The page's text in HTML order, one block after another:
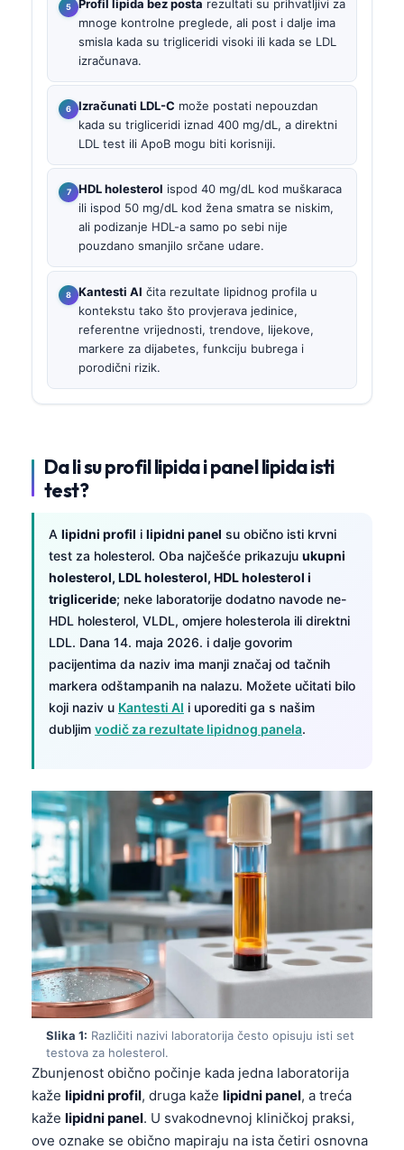
Profil lipida bez posta rezultati su prihvatljivi za
mnoge kontrolne preglede, ali post i dalje ima
smisla kada su trigliceridi visoki ili kada se LDL
izračunava.
Izračunati LDL-C može postati nepouzdan
kada su trigliceridi iznad 400 mg/dL, a direktni
LDL test ili ApoB mogu biti korisniji.
HDL holesterol ispod 40 mg/dL kod muškaraca
ili ispod 50 mg/dL kod žena smatra se niskim,
ali podizanje HDL-a samo po sebi nije
pouzdano smanjilo srčane udare.
Kantesti AI čita rezultate lipidnog profila u
kontekstu tako što provjerava jedinice,
referentne vrijednosti, trendove, lijekove,
markere za dijabetes, funkciju bubrega i
porodični rizik.
Da li su profil lipida i panel lipida isti
test?
A lipidni profil i lipidni panel su obično isti krvni
test za holesterol. Oba najčešće prikazuju ukupni
holesterol, LDL holesterol, HDL holesterol i
trigliceride; neke laboratorije dodatno navode ne-
HDL holesterol, VLDL, omjere holesterola ili direktni
LDL. Dana 14. maja 2026. i dalje govorim
pacijentima da naziv ima manji značaj od tačnih
markera odštampanih na nalazu. Možete učitati bilo
koji naziv u Kantesti AI i uporediti ga s našim
dubljim vodič za rezultate lipidnog panela.
Slika 1: Različiti nazivi laboratorija često opisuju isti set
testova za holesterol.
Zbunjenost obično počinje kada jedna laboratorija
kaže lipidni profil, druga kaže lipidni panel, a treća
kaže lipidni panel. U svakodnevnoj kliničkoj praksi,
ove oznake se obično mapiraju na ista četiri osnovna